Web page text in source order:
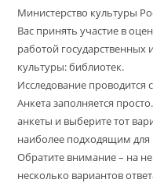
Министерство культуры
Вас принять участие в
работой
культуры: библиотек.
Исследование
Анкета заполняется
анкеты и выберите тот
наиболее подходящим для
Обратите внимание – на
несколько вариантов